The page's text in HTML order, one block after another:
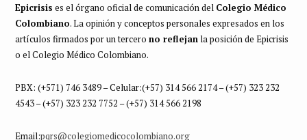
Epicrisis es el órgano oficial de comunicación del Colegio Médico
Colombiano. La opinión y conceptos personales expresados en los
artículos firmados por un tercero no reflejanla posición de Epicrisis
o el Colegio Médico Colombiano.
PBX: (+571) 746 3489 – Celular:(+57) 314 566 2174 – (+57) 323 232
4543 – (+57) 323 232 7752 – (+57) 314 566 2198
Email:pqrs@colegiomedicocolombiano.org